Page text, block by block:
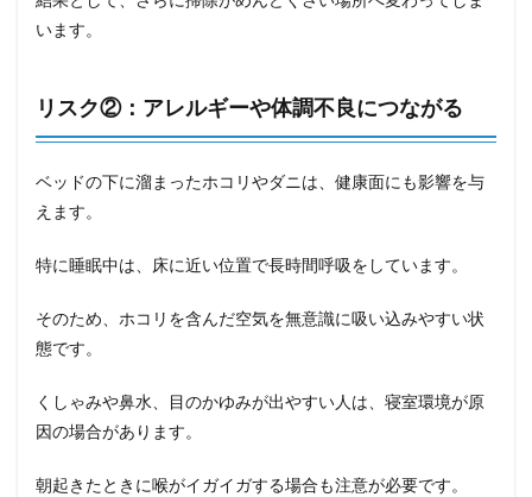
います。
リスク②：アレルギーや体調不良につながる
ベッドの下に溜まったホコリやダニは、健康面にも影響を与
えます。
特に睡眠中は、床に近い位置で長時間呼吸をしています。
そのため、ホコリを含んだ空気を無意識に吸い込みやすい状
態です。
くしゃみや鼻水、目のかゆみが出やすい人は、寝室環境が原
因の場合があります。
朝起きたときに喉がイガイガする場合も注意が必要です。